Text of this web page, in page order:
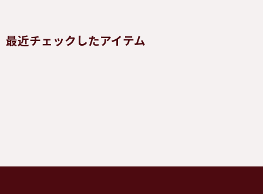
最近チェックしたアイテム